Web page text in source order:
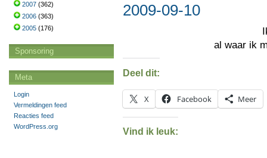
2009-09-10
al waar ik
Deel dit:
X Facebook Meer
Vind ik leuk:
2007 (362)
2006 (363)
2005 (176)
Sponsoring
Meta
Login
Vermeldingen feed
Reacties feed
WordPress.org